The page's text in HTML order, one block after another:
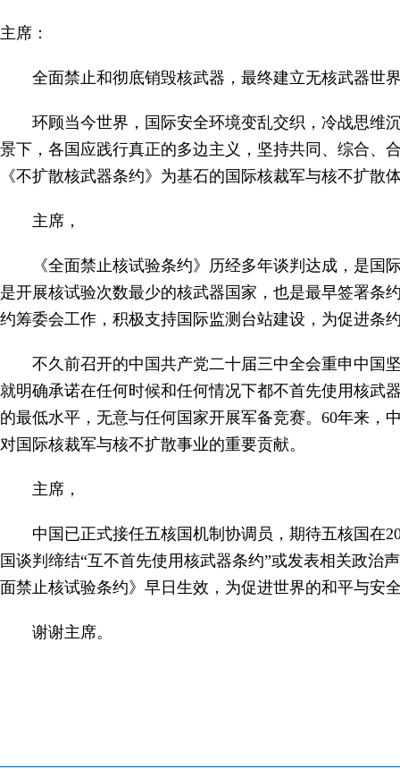
主席：
全面禁止和彻底销毁核武器，最终建立无核武器世
环顾当今世界，国际安全环境变乱交织，冷战思维
景下，各国应践行真正的多边主义，坚持共同、综合、
《不扩散核武器条约》为基石的国际核裁军与核不扩散
主席，
《全面禁止核试验条约》历经多年谈判达成，是
是开展核试验次数最少的核武器国家，也是最早签署条
约筹委会工作，积极支持国际监测台站建设，为促进条
不久前召开的中国共产党二十届三中全会重申中国
就明确承诺在任何时候和任何情况下都不首先使用核武
的最低水平，无意与任何国家开展军备竞赛。60年来，
对国际核裁军与核不扩散事业的重要贡献。
主席，
中国已正式接任五核国机制协调员，期待五核国在
国谈判缔结“互不首先使用核武器条约”或发表相关政
面禁止核试验条约》早日生效，为促进世界的和平与安
谢谢主席。